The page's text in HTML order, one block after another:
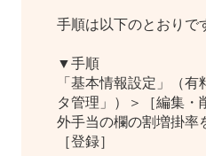
手順は以下のとおりで
▼手順
「基本情報設定」（
タ管理」）＞［編集・
外手当の欄の割増掛率
［登録］